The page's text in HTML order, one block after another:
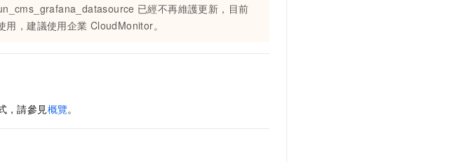
已經不再維護更新，目前
用，建議使用企業 CloudMonitor。
，請參見概覽。